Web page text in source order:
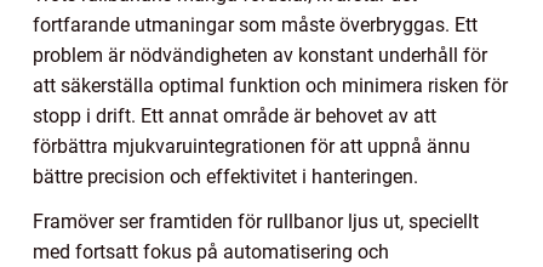
fortfarande utmaningar som måste överbryggas. Ett
problem är nödvändigheten av konstant underhåll för
att säkerställa optimal funktion och minimera risken för
stopp i drift. Ett annat område är behovet av att
förbättra mjukvaruintegrationen för att uppnå ännu
bättre precision och effektivitet i hanteringen.
Framöver ser framtiden för rullbanor ljus ut, speciellt
med fortsatt fokus på automatisering och